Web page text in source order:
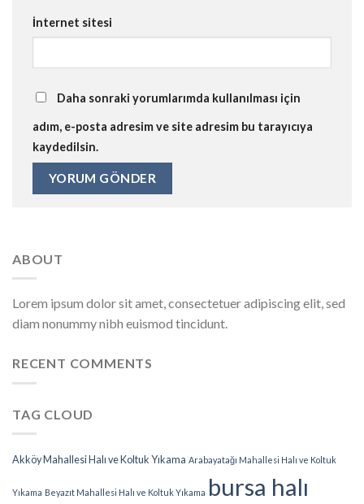
İnternet sitesi
Daha sonraki yorumlarımda kullanılması için
adım, e-posta adresim ve site adresim bu tarayıcıya
kaydedilsin.
ABOUT
Lorem ipsum dolor sit amet, consectetuer adipiscing elit, sed
diam nonummy nibh euismod tincidunt.
RECENT COMMENTS
TAG CLOUD
Akköy Mahallesi Halı ve Koltuk Yıkama Arabayatağı Mahallesi Halı ve Koltuk
Yıkama Beyazıt Mahallesi Halı ve Koltuk Yıkama bursa halı